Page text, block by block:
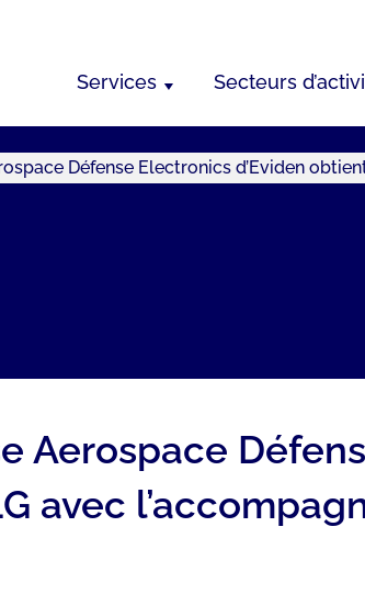
Services Secteurs
Défense Electronics d’Eviden
Aerospace
avec